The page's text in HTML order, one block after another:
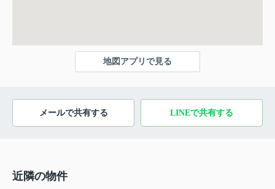
地図アプリで見る
メールで共有する LINEで共有する
近隣の物件